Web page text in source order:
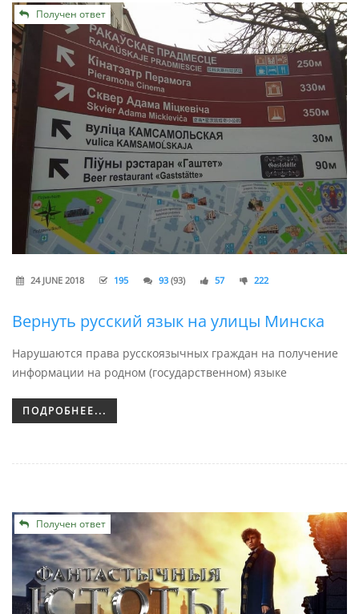
Получен ответ
24 JUNE 2018 195 93 (93) 57 222
Вернуть русский язык на улицы Минска
Нарушаются права русскоязычных граждан на получение
информации на родном (государственном) языке
ПОДРОБНЕЕ...
Получен ответ